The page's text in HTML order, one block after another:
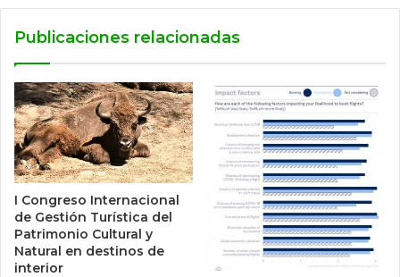
Publicaciones relacionadas
I Congreso Internacional
de Gestión Turística del
Patrimonio Cultural y
Natural en destinos de
interior